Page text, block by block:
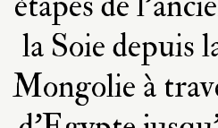
la Soie depuis
Mongolie à